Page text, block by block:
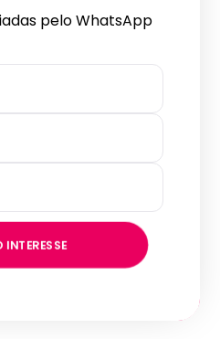
pelo WhatsApp
INTERESSE